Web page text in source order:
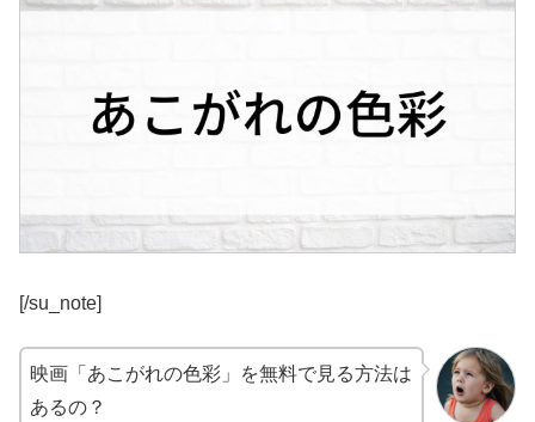
[/su_note]
映画「あこがれの色彩」を無料で見る方法は
あるの？